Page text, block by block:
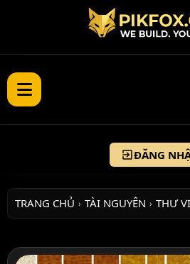
ĐĂNG
TRANG CHỦ › TÀI NGUYÊN › THƯ